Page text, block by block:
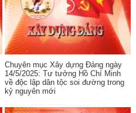
Chuyên mục Xây dựng Đảng ngày
14/5/2025: Tư tưởng Hồ Chí Minh
về độc lập dân tộc soi đường trong
kỷ nguyên mới